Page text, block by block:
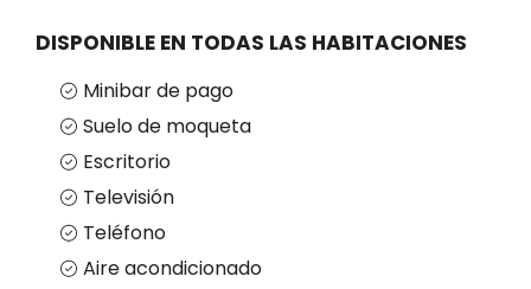
DISPONIBLE EN TODAS LAS HABITACIONES
Minibar de pago
Suelo de moqueta
Escritorio
Televisión
Teléfono
Aire acondicionado